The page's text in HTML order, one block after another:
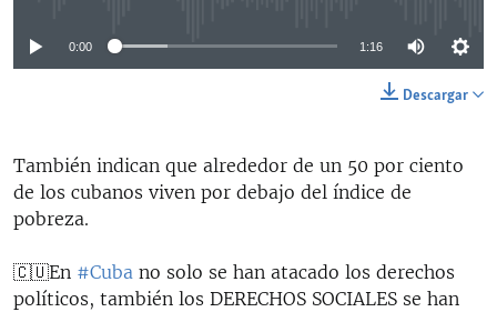
0:00 1:16
Descargar
También indican que alrededor de un 50 por ciento
de los cubanos viven por debajo del índice de
pobreza.
🇨🇺️En #Cuba no solo se han atacado los derechos
políticos, también los DERECHOS SOCIALES se han